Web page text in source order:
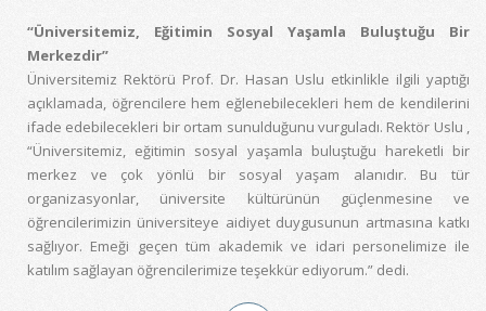
“Üniversitemiz, Eğitimin Sosyal Yaşamla Buluştuğu Bir
Merkezdir”
Üniversitemiz Rektörü Prof. Dr. Hasan Uslu etkinlikle ilgili yaptığı
açıklamada, öğrencilere hem eğlenebilecekleri hem de kendilerini
ifade edebilecekleri bir ortam sunulduğunu vurguladı. Rektör Uslu ,
“Üniversitemiz, eğitimin sosyal yaşamla buluştuğu hareketli bir
merkez ve çok yönlü bir sosyal yaşam alanıdır. Bu tür
organizasyonlar, üniversite kültürünün güçlenmesine ve
öğrencilerimizin üniversiteye aidiyet duygusunun artmasına katkı
sağlıyor. Emeği geçen tüm akademik ve idari personelimize ile
katılım sağlayan öğrencilerimize teşekkür ediyorum.” dedi.